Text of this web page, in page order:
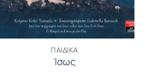
ΠΑΙΔΙΚΆ
Ίσως